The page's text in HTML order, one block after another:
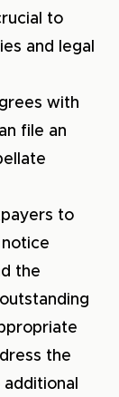
to
and legal
with
file an
to
the
the